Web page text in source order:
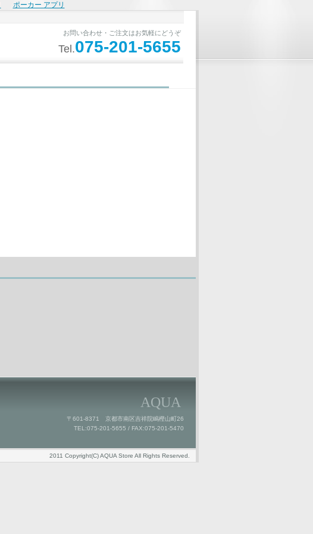
ポーカー アプリ
お問い合わせ・ご注文はお気軽にどうぞ
Tel.075-201-5655
AQUA
〒601-8371 京都市南区吉祥院嶋樫山町26
TEL:075-201-5655 / FAX:075-201-5470
2011 Copyright(C) AQUA Store All Rights Reserved.